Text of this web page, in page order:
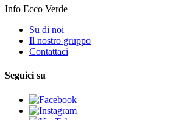
Info Ecco Verde
Su di noi
Il nostro gruppo
Contattaci
Seguici su